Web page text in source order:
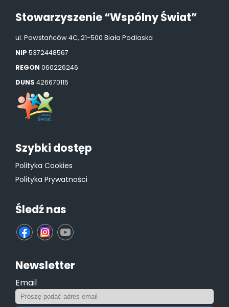
Stowarzyszenie “Wspólny Świat”
ul. Powstańców 4C, 21-500 Biała Podlaska
NIP 5372448567
REGON 060226246
DUNS 426670115
Szybki dostęp
Polityka Cookies
Polityka Prywatności
Śledź nas
fb ins yt
Newsletter
Email